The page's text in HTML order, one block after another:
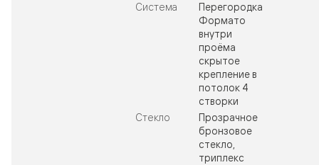
Система
Перегородка
Формато
внутри
проёма
скрытое
крепление в
потолок 4
створки
Стекло
Прозрачное
бронзовое
стекло,
триплекс